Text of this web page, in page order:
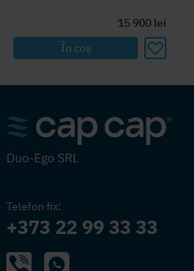
15 900 lei
În coș
Duo-Ego SRL
Telefon fix:
+373 22 99 33 33